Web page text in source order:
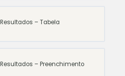
– Tabela
– Preenchimento